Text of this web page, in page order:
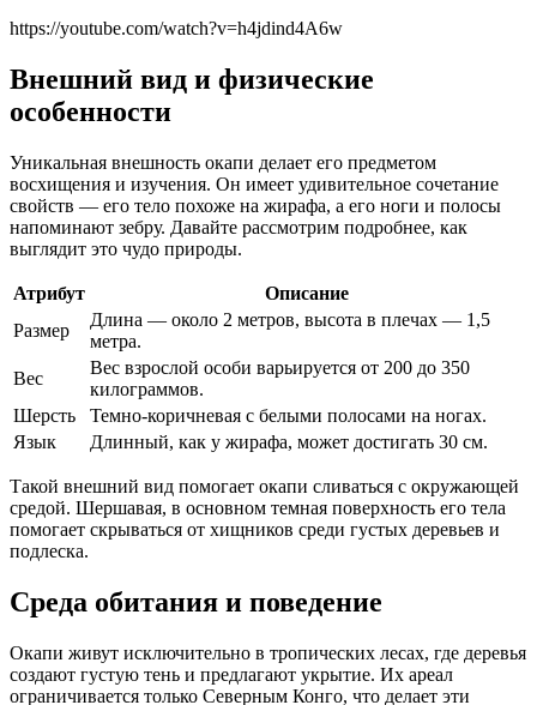
https://youtube.com/watch?v=h4jdind4A6w
Внешний вид и физические
особенности
Уникальная внешность окапи делает его предметом
восхищения и изучения. Он имеет удивительное сочетание
свойств — его тело похоже на жирафа, а его ноги и полосы
напоминают зебру. Давайте рассмотрим подробнее, как
выглядит это чудо природы.
Атрибут
Описание
Размер
Длина — около 2 метров, высота в плечах — 1,5
метра.
Вес
Вес взрослой особи варьируется от 200 до 350
килограммов.
Шерсть
Темно-коричневая с белыми полосами на ногах.
Язык
Длинный, как у жирафа, может достигать 30 см.
Такой внешний вид помогает окапи сливаться с окружающей
средой. Шершавая, в основном темная поверхность его тела
помогает скрываться от хищников среди густых деревьев и
подлеска.
Среда обитания и поведение
Окапи живут исключительно в тропических лесах, где деревья
создают густую тень и предлагают укрытие. Их ареал
ограничивается только Северным Конго, что делает эти